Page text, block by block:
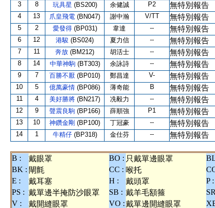
3 8 玩具星 (BS200) 余健誠 P2 無特別報告
4 13 爪皇飛電 (BN047) 謝中瀚 V/TT 無特別報告
5 2 愛發得 (BP031) 韋達 -- 無特別報告
6 12 港駿 (BS024) 夏力信 -- 無特別報告
7 11 奔放 (BM212) 胡活士 -- 無特別報告
8 14 中華神駒 (BT303) 余詠詩 -- 無特別報告
9 7 百勝不厭 (BP010) 鄭昌達 V- 無特別報告
10 5 億萬豪情 (BP086) 薄奇能 B 無特別報告
11 4 美好勝將 (BN217) 冼毅力 -- 無特別報告
12 9 聲震良駒 (BP166) 薛順強 P1 無特別報告
13 10 神鑽金剛 (BP100) 丁冠豪 -- 無特別報告
14 1 牛精仔 (BP318) 金仕芬 -- 無特別報告
B : 戴眼罩 BO : 只戴單邊眼罩
BK : 閘氈 CC : 喉托
E :
戴耳塞 H : 戴頭罩 P :
PS : 戴單邊半掩防沙眼罩 SB : 戴羊毛額箍
V :
戴開縫眼罩 VO :戴單邊開縫眼罩